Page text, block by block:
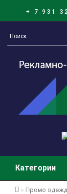
+ 7 931
Категории
Промо